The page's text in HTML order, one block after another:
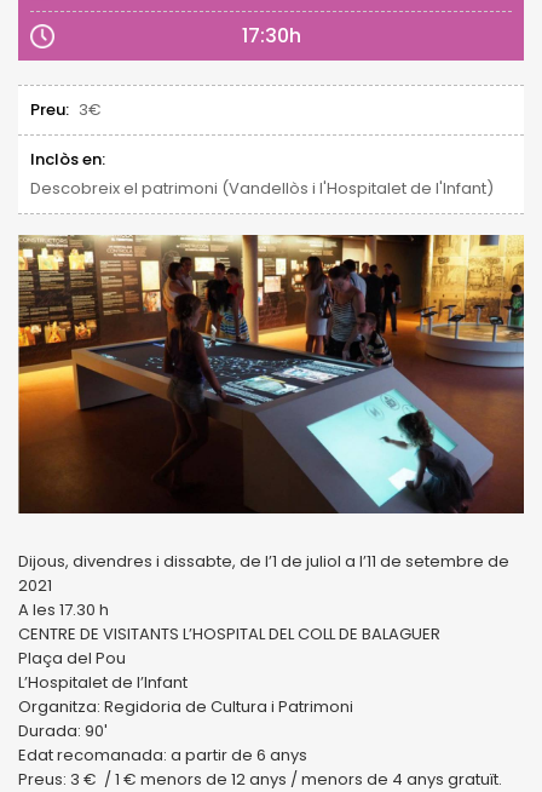
17:30h
Preu: 3€
Inclòs en:
Descobreix el patrimoni (Vandellòs i l'Hospitalet de l'Infant)
Dijous, divendres i dissabte, de l’1 de juliol a l’11 de setembre de
2021
A les 17.30 h
CENTRE DE VISITANTS L’HOSPITAL DEL COLL DE BALAGUER
Plaça del Pou
L’Hospitalet de l’Infant
Organitza: Regidoria de Cultura i Patrimoni
Durada: 90′
Edat recomanada: a partir de 6 anys
Preus: 3 € / 1 € menors de 12 anys / menors de 4 anys gratuït.